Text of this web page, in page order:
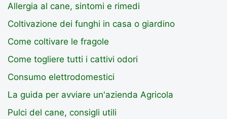
Allergia al cane, sintomi e rimedi
Coltivazione dei funghi in casa o giardino
Come coltivare le fragole
Come togliere tutti i cattivi odori
Consumo elettrodomestici
La guida per avviare un'azienda Agricola
Pulci del cane, consigli utili